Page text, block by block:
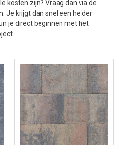
kosten zijn? Vraag dan via de
Je krijgt dan snel een helder
je direct beginnen met het